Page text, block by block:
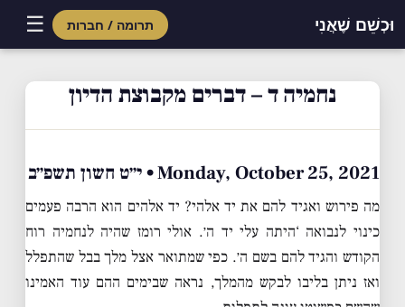
וּכְשֵׁם שֶׁאֲנִי תרומה / חברות ☰
נחמיה ד – דברים מקבוצת הדיון
Monday, October 25, 2021 • י״ט חשון תשפ״ב
מה פירוש ואגיד להם את יד אלהי? יד אלהים הוא הרבה פעמים
כינוי לנבואה ‘היתה עלי יד ה׳. אולי רומז שהיה לנחמיה רוח
הקודש והגיד להם בשם ה׳. כפי שמתואר אצל מלך בבל שהתפלל
ואז ניתן בליבו לבקש מהמלך, נראה שבימים ההם עוד האמינו